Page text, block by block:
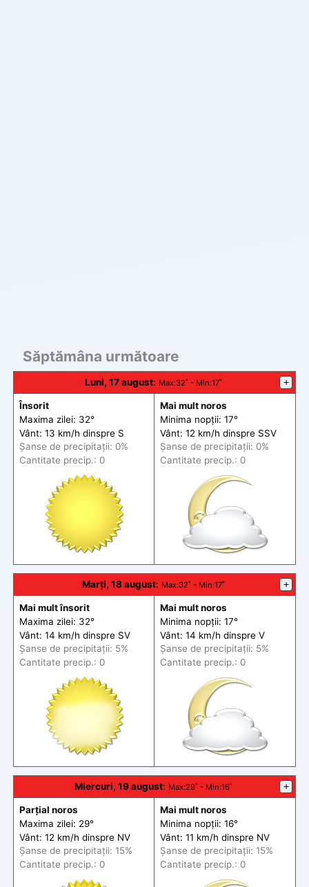
Săptămâna următoare
Luni, 17 august: Max:32˚ - Min:17˚ +
Însorit
Maxima zilei: 32°
Vânt: 13 km/h dinspre S
Șanse de precipitații: 0%
Cantitate precip.: 0
Mai mult noros
Minima nopții: 17°
Vânt: 12 km/h dinspre SSV
Șanse de precipitații: 0%
Cantitate precip.: 0
Marți, 18 august: Max:32˚ - Min:17˚ +
Mai mult însorit
Maxima zilei: 32°
Vânt: 14 km/h dinspre SV
Șanse de precipitații: 5%
Cantitate precip.: 0
Mai mult noros
Minima nopții: 17°
Vânt: 14 km/h dinspre V
Șanse de precipitații: 5%
Cantitate precip.: 0
Miercuri, 19 august: Max:29˚ - Min:16˚ +
Parțial noros
Maxima zilei: 29°
Vânt: 12 km/h dinspre NV
Șanse de precipitații: 15%
Cantitate precip.: 0
Mai mult noros
Minima nopții: 16°
Vânt: 11 km/h dinspre NV
Șanse de precipitații: 15%
Cantitate precip.: 0